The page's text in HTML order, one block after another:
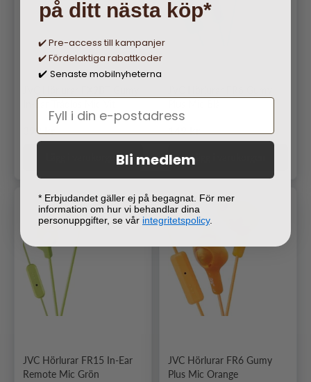
Ordinarie pris
399 kr
Lägg i varukorgen
149 kr
Lägg i varukorgen
JVC Hörlurar FR15 In-Ear
Remote Mic Grön
JVC Hörlurar FR6 Gumy
Plus Mic Orange
på ditt nästa köp*
✔️ Pre-access till kampanjer
✔️ Fördelaktiga rabattkoder
✔️ Senaste mobilnyheterna
Bli medlem
* Erbjudandet gäller ej på begagnat. För mer
information om hur vi behandlar dina
personuppgifter, se vår integritetspolicy.